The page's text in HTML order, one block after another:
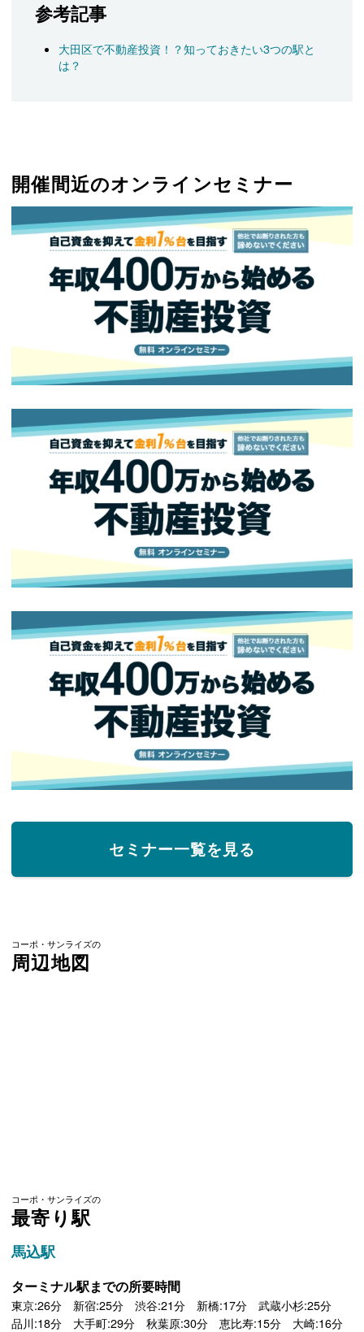
参考記事
大田区で不動産投資！？知っておきたい3つの駅と
は？
開催間近のオンラインセミナー
セミナー一覧を見る
コーポ・サンライズの
周辺地図
コーポ・サンライズの
最寄り駅
馬込駅
ターミナル駅までの所要時間
東京:26分 新宿:25分 渋谷:21分 新橋:17分 武蔵小杉:25分
品川:18分 大手町:29分 秋葉原:30分 恵比寿:15分 大崎:16分